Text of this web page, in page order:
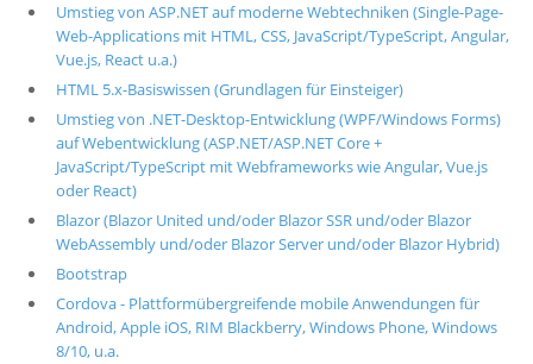
Umstieg von ASP.NET auf moderne Webtechniken (Single-Page-
Web-Applications mit HTML, CSS, JavaScript/TypeScript, Angular,
Vue.js, React u.a.)
HTML 5.x-Basiswissen (Grundlagen für Einsteiger)
Umstieg von .NET-Desktop-Entwicklung (WPF/Windows Forms)
auf Webentwicklung (ASP.NET/ASP.NET Core +
JavaScript/TypeScript mit Webframeworks wie Angular, Vue.js
oder React)
Blazor (Blazor United und/oder Blazor SSR und/oder Blazor
WebAssembly und/oder Blazor Server und/oder Blazor Hybrid)
Bootstrap
Cordova - Plattformübergreifende mobile Anwendungen für
Android, Apple iOS, RIM Blackberry, Windows Phone, Windows
8/10, u.a.